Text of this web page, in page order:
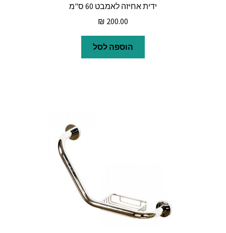
ידית אחיזה לאמבט 60 ס"מ
₪ 200.00
הוספה לסל